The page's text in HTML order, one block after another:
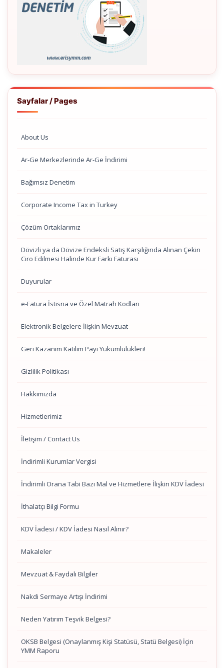
Sayfalar / Pages
About Us
Ar-Ge Merkezlerinde Ar-Ge İndirimi
Bağımsız Denetim
Corporate Income Tax in Turkey
Çözüm Ortaklarımız
Dövizli ya da Dövize Endeksli Satış Karşılığında Alınan Çekin
Ciro Edilmesi Halinde Kur Farkı Faturası
Duyurular
e-Fatura İstisna ve Özel Matrah Kodları
Elektronik Belgelere İlişkin Mevzuat
Geri Kazanım Katılım Payı Yükümlülükleri!
Gizlilik Politikası
Hakkımızda
Hizmetlerimiz
İletişim / Contact Us
İndirimli Kurumlar Vergisi
İndirimli Orana Tabi Bazı Mal ve Hizmetlere İlişkin KDV İadesi
İthalatçı Bilgi Formu
KDV İadesi / KDV İadesi Nasıl Alınır?
Makaleler
Mevzuat & Faydalı Bilgiler
Nakdi Sermaye Artışı İndirimi
Neden Yatırım Teşvik Belgesi?
OKSB Belgesi (Onaylanmış Kişi Statüsü, Statü Belgesi) İçin
YMM Raporu